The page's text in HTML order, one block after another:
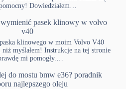
Dowiedziałem…
wymienić pasek klinowy w volvo
v40
klinowego w moim Volvo V40
niż myślałem! Instrukcje na tej stronie
mi pomogły.…
do mostu bmw e36? poradnik
najlepszego oleju